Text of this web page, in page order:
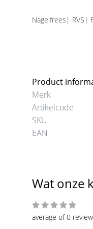
Nagelfrees| RVS|
Product
Merk
Artikelcode
SKU
EAN
Wat onze
average of 0